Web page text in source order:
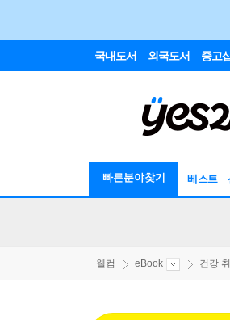
국내도서 외국도서 중고
빠른분야찾기 베스트
웰컴 eBook 건강 취